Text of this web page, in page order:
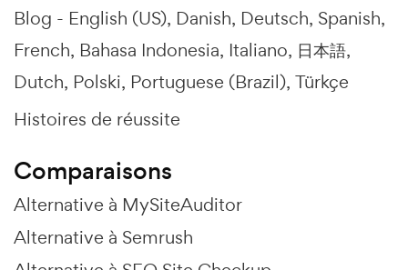
Blog - English (US) Danish Deutsch Spanish
French Bahasa Indonesia Italiano 日本語
Dutch Polski Portuguese (Brazil) Türkçe
Histoires de réussite
Comparaisons
Alternative à MySiteAuditor
Alternative à Semrush